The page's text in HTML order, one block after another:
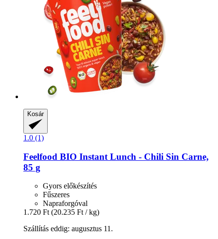
Kosár
1.0 (1)
Feelfood BIO Instant Lunch -​ Chili Sin Carne,
85 g
Gyors előkészítés
Fűszeres
Napraforgóval
1.720 Ft (20.235 Ft / kg)
Szállítás eddig: augusztus 11.